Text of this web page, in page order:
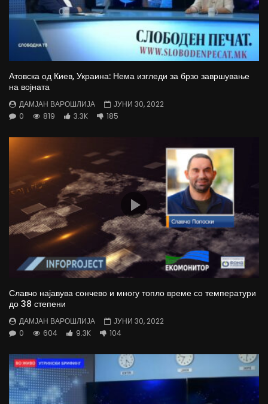
Атовска од Киев, Украина: Нема изгледи за брзо завршување
на војната
ДАМЈАН ВАРОШЛИЈА
ЈУНИ 30, 2022
0
819 3.3K 185
Славчо најавува сончево и многу топло време со температури
до 38 степени
ДАМЈАН ВАРОШЛИЈА
ЈУНИ 30, 2022
0
604 9.3K 104